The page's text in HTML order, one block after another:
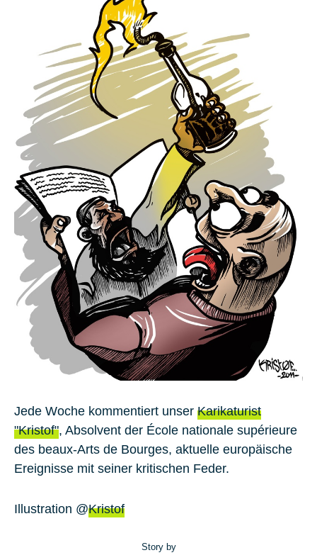
Jede Woche kommentiert unser Karikaturist
"Kristof", Absolvent der École nationale supérieure
des beaux-Arts de Bourges, aktuelle europäische
Ereignisse mit seiner kritischen Feder.
Illustration @Kristof
Story by